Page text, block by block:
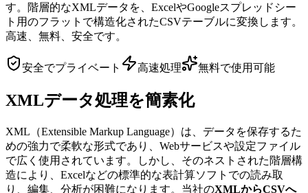
す。階層的なXMLデータを、ExcelやGoogleスプレッドシー
ト用のフラットで構造化されたCSVテーブルに変換します。
高速、無料、安全です。
安全でプライベート 高速処理 無料で使用可能
XMLデータ処理を簡素化
XML（Extensible Markup Language）は、データを保存するた
めの強力で柔軟な形式であり、Webサービスや設定ファイル
で広く使用されています。しかし、そのネストされた階層構
造により、Excelなどの標準的な表計算ソフトでの読み取
り、編集、分析が困難になります。当社のXMLからCSVへ